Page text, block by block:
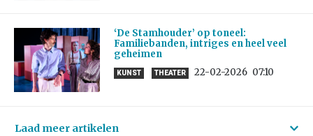
‘De Stamhouder’ op toneel:
Familiebanden, intriges en heel veel
geheimen
KUNST THEATER 22-02-2026 07:10
Laad meer artikelen